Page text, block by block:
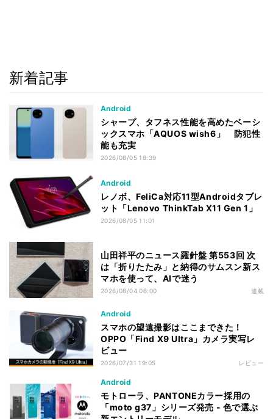
新着記事
Android
シャープ、タフネス性能を高めたベーシ
ックスマホ「AQUOS wish6」 防犯性
能も充実
2026/08/05 18:39
Android
レノボ、FeliCa対応11型Androidタブレ
ット「Lenovo ThinkTab X11 Gen 1」
2026/08/05 11:01
山田祥平のニュース羅針盤 第553回 次
は「折りたたみ」と納得のサムスン新ス
マホを使って、AIで迷う
2026/08/04 06:00 連載
Android
スマホの望遠撮影はここまできた！
OPPO「Find X9 Ultra」カメラ実写レ
ビュー
2026/07/31 19:05 レビュー
Android
モトローラ、PANTONEカラー採用の
「moto g37」シリーズ発売 - 色で選ぶ